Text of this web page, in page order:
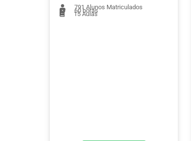
791 Alunos Matriculados
60 horas
15Aulas